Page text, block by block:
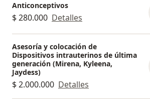
Anticonceptivos
$ 280.000 Detalles
Asesoría y colocación de
Dispositivos intrauterinos de última
generación (Mirena, Kyleena,
Jaydess)
$ 2.000.000 Detalles